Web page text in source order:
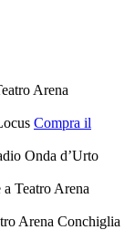
Arena
Compra il
Onda d’Urto
a Teatro Arena
Arena Conchiglia